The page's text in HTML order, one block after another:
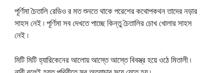
পূর্ণিমা চৈতালি রেডিও র মত শুনতে থাকে পরেশের কথোপকথন তাদের নড়ার
সাহস নেই ৷ পূর্ণিমা সব দেখতে পাচ্ছে কিন্তু চৈতালির চোখ খোলার সাহস
নেই ৷
মিটি মিটি হ্যারিকেনের আলোয় আস্তে আস্তে বিবস্ত্র হয়ে ওঠে মিতালী ৷